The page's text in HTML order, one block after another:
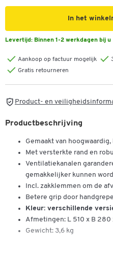
In het
Levertijd: Binnen 1-2 werkdagen bij u
Aankoop op factuur mogelijk
Gratis retourneren
Product- en
Productbeschrijving
Gemaakt van
Met versterkte rand en
Ventilatiekanalen
gemakkelijker kunnen
Incl. zakklemmen om de
Betere grip door
Kleur: verschillende
Afmetingen: L 510 x B 280
Gewicht: 3,6 kg